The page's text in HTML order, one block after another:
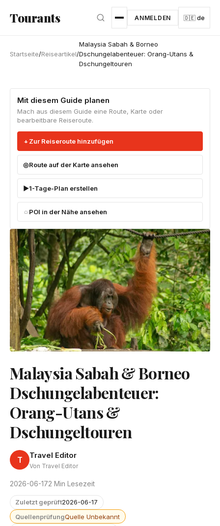
Tourants ANMELDEN 🇩🇪 de
Startseite/Reiseartikel/
Malaysia Sabah & Borneo
Dschungelabenteuer: Orang-Utans &
Dschungeltouren
Mit diesem Guide planen
Mach aus diesem Guide eine Route, Karte oder
bearbeitbare Reiseroute.
Zur Reiseroute hinzufügen
Route auf der Karte ansehen
1-Tage-Plan erstellen
POI in der Nähe ansehen
Malaysia Sabah & Borneo
Dschungelabenteuer:
Orang-Utans &
Dschungeltouren
T Travel Editor
Von Travel Editor
2026-06-172 Min Lesezeit
Zuletzt geprüft2026-06-17
QuellenprüfungQuelle Unbekannt